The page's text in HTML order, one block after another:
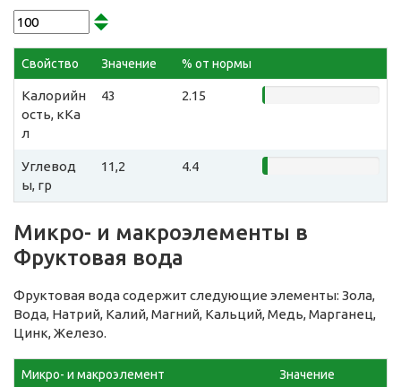
Свойство Значение % от нормы
Калорийн
ость, кКа
л
43 2.15
Углевод
ы, гр
11,2 4.4
Микро- и макроэлементы в
Фруктовая вода
Фруктовая вода содержит следующие элементы: Зола,
Вода, Натрий, Калий, Магний, Кальций, Медь, Марганец,
Цинк, Железо.
Микро- и макроэлемент Значение